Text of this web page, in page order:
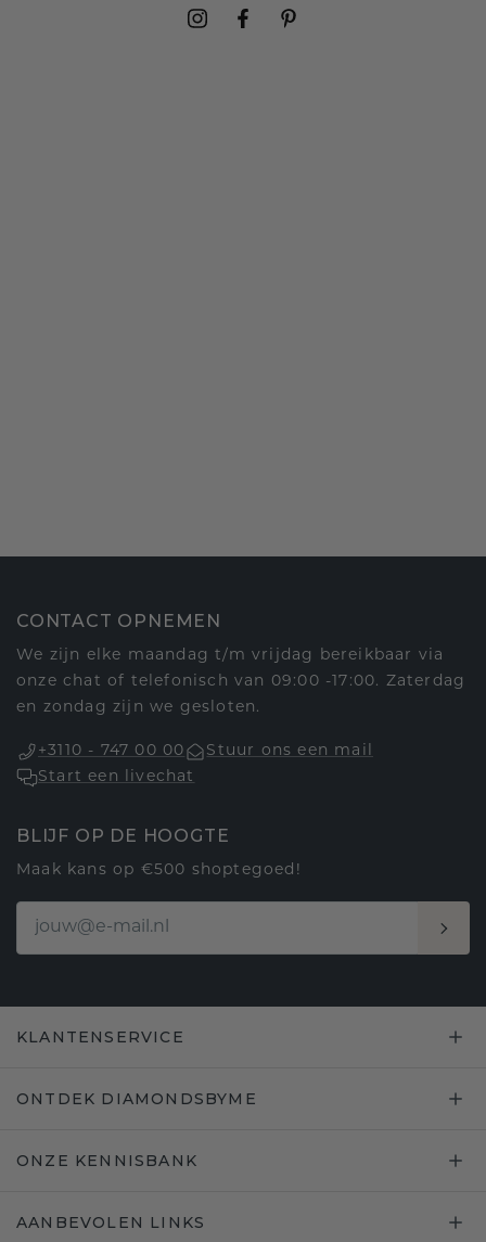
CONTACT OPNEMEN
We zijn elke maandag t/m vrijdag bereikbaar via
onze chat of telefonisch van 09:00 -17:00. Zaterdag
en zondag zijn we gesloten.
+3110 - 747 00 00
Stuur ons een mail
Start een livechat
BLIJF OP DE HOOGTE
Maak kans op €500 shoptegoed!
KLANTENSERVICE
ONTDEK DIAMONDSBYME
ONZE KENNISBANK
AANBEVOLEN LINKS